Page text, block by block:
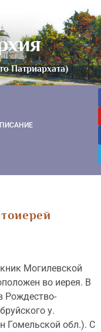
Патриархата)
Могилевской
во иерея. В
Рождество-
у.
Гомельской обл.). С